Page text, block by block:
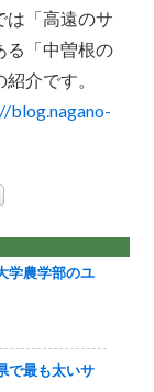
は「高遠のサ
る「中曽根の
介です。
blog.nagano-
学農学部のユ
で最も太いサ